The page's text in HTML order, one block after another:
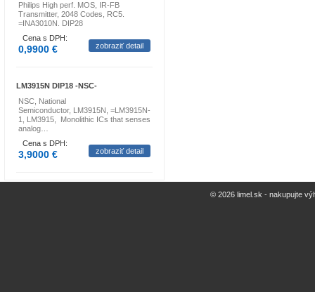
Philips High perf. MOS, IR-FB
Transmitter, 2048 Codes, RC5.
=INA3010N. DIP28
Cena s DPH:
0,9900 € zobraziť detail
LM3915N DIP18 -NSC-
NSC, National
Semiconductor, LM3915N, =LM3915N-
1, LM3915, Monolithic ICs that senses
analog…
Cena s DPH:
3,9000 € zobraziť detail
© 2026 limel.sk - nakupujte